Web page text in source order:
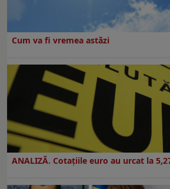
Cum va fi vremea astăzi
ANALIZĂ. Cotațiile euro au urcat la